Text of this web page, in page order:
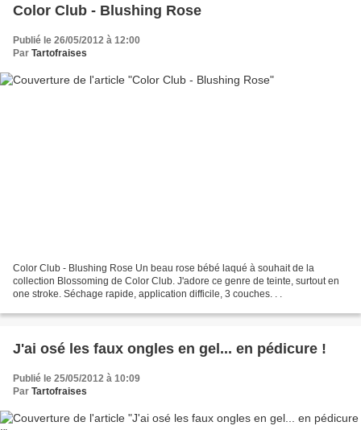
Color Club - Blushing Rose
Publié le 26/05/2012 à 12:00
Par Tartofraises
Color Club - Blushing Rose Un beau rose bébé laqué à souhait de la
collection Blossoming de Color Club. J'adore ce genre de teinte, surtout en
one stroke. Séchage rapide, application difficile, 3 couches. . .
J'ai osé les faux ongles en gel... en pédicure !
Publié le 25/05/2012 à 10:09
Par Tartofraises